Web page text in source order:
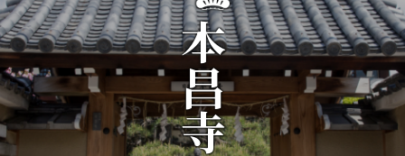
本昌寺